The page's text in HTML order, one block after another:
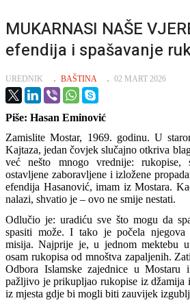
MUKARNASI NAŠE
efendija i spašavanje
UREDNIK BAŠTINA
02 MART 2026
Piše: Hasan Eminović
Zamislite Mostar, 1969. godinu. U
Kajtaza, jedan čovjek slučajno otkriva
već nešto mnogo vrednije: rukopise,
ostavljene zaboravljene i izložene
efendija Hasanović, imam iz Mostara.
nalazi, shvatio je – ovo ne smije nestati.
Odlučio je: uradiću sve što mogu da
spasiti može. I tako je počela njegova
misija. Najprije je, u jednom mektebu
osam rukopisa od mnoštva zapaljenih.
Odbora Islamske zajednice u Mostaru
pažljivo je prikupljao rukopise iz džamija
iz mjesta gdje bi mogli biti zauvijek